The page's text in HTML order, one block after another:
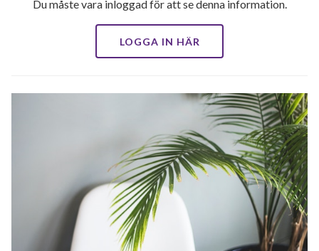
Du måste vara inloggad för att se denna information.
LOGGA IN HÄR